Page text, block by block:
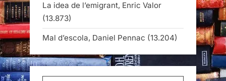
La idea de l’emigrant, Enric Valor
(13.873)
Mal d’escola, Daniel Pennac (13.204)